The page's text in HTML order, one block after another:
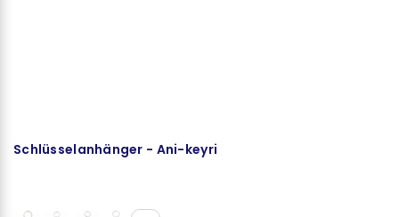
Schlüsselanhänger - Ani-keyri